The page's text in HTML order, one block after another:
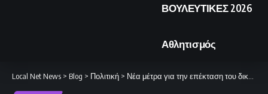
ΒΟΥΛΕΥΤΙΚΕΣ 2026
Αθλητισμός
Local Net News > Blog > Πολιτική > Νέα μέτρα για την επέκταση του δικτύου των καταφυγίων δρομολογεί η κυβέρνηση